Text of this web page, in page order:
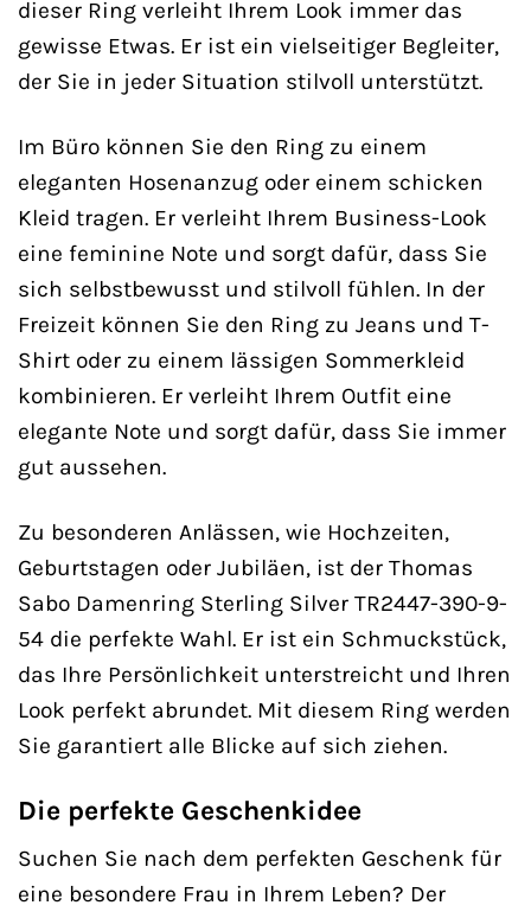
dieser Ring verleiht Ihrem Look immer das
gewisse Etwas. Er ist ein vielseitiger Begleiter,
der Sie in jeder Situation stilvoll unterstützt.
Im Büro können Sie den Ring zu einem
eleganten Hosenanzug oder einem schicken
Kleid tragen. Er verleiht Ihrem Business-Look
eine feminine Note und sorgt dafür, dass Sie
sich selbstbewusst und stilvoll fühlen. In der
Freizeit können Sie den Ring zu Jeans und T-
Shirt oder zu einem lässigen Sommerkleid
kombinieren. Er verleiht Ihrem Outfit eine
elegante Note und sorgt dafür, dass Sie immer
gut aussehen.
Zu besonderen Anlässen, wie Hochzeiten,
Geburtstagen oder Jubiläen, ist der Thomas
Sabo Damenring Sterling Silver TR2447-390-9-
54 die perfekte Wahl. Er ist ein Schmuckstück,
das Ihre Persönlichkeit unterstreicht und Ihren
Look perfekt abrundet. Mit diesem Ring werden
Sie garantiert alle Blicke auf sich ziehen.
Die perfekte Geschenkidee
Suchen Sie nach dem perfekten Geschenk für
eine besondere Frau in Ihrem Leben? Der